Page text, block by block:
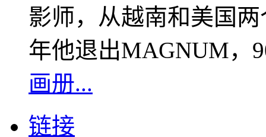
影师，从越南和美国
年他退出MAGNUM，
画册...
链接